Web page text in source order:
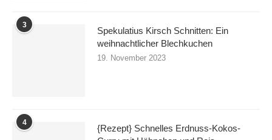
3
Spekulatius Kirsch Schnitten: Ein
weihnachtlicher Blechkuchen
19. November 2023
4
{Rezept} Schnelles Erdnuss-Kokos-